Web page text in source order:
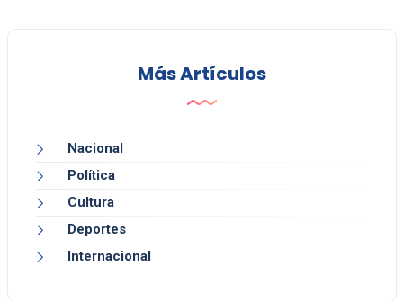
Más Artículos
Nacional
Política
Cultura
Deportes
Internacional